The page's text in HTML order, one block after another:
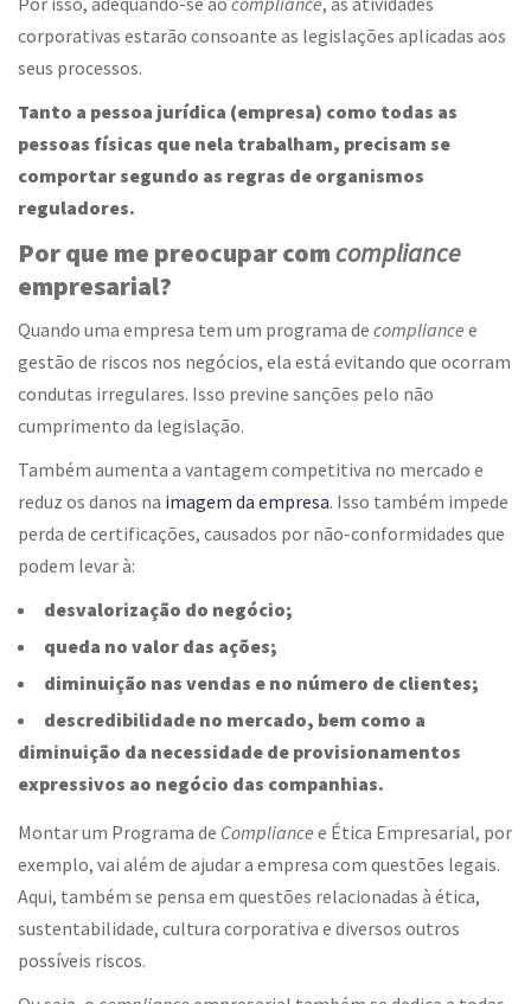
corporativas estarão consoante as legislações aplicadas aos
seus processos.
Tanto a pessoa jurídica (empresa) como todas as
pessoas físicas que nela trabalham, precisam se
comportar segundo as regras de organismos
reguladores.
Por que me preocupar comcompliance
empresarial?
Quando uma empresa tem um programa de compliance e
gestão de riscos nos negócios, ela está evitando que ocorram
condutas irregulares. Isso previne sanções pelo não
cumprimento da legislação.
Também aumenta a vantagem competitiva no mercado e
reduz os danos na imagem da empresa. Isso também impede
perda de certificações, causados por não-conformidades que
podem levar à:
desvalorização do negócio;
queda no valor das ações;
diminuição nas vendas e no número de clientes;
descredibilidade no mercado, bem como a
diminuição da necessidade de provisionamentos
expressivos ao negócio das companhias.
Montar um Programa de Compliance e Ética Empresarial, por
exemplo, vai além de ajudar a empresa com questões legais.
Aqui, também se pensa em questões relacionadas à ética,
sustentabilidade, cultura corporativa e diversos outros
possíveis riscos.